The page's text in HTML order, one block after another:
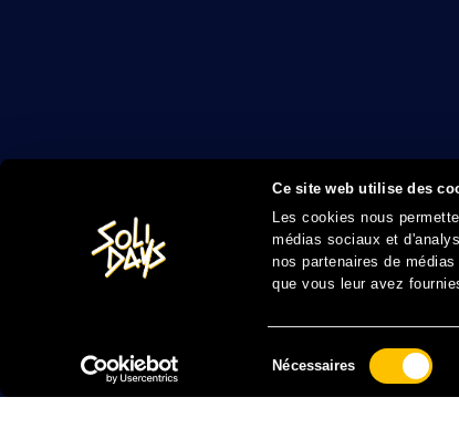
Ce site web utilise des
Les cookies nous
médias sociaux et
nos partenaires de
que vous leur avez
Nécessaires